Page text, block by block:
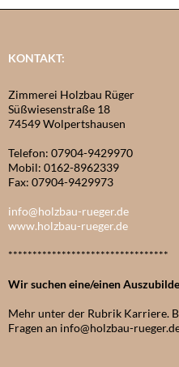
KONTAKT:
Zimmerei Holzbau Rüger
Süßwiesenstraße 18
74549 Wolpertshausen
Telefon: 07904-9429970
Mobil: 0162-8962339
Fax: 07904-9429973
info@holzbau-rueger.de
www.holzbau-rueger.de
*********************************
Wir suchen eine/einen
Mehr unter der Rubrik Karriere.
Fragen an info@holzbau-